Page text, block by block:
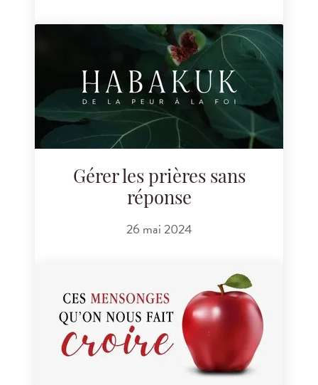
Gérer les prières sans
réponse
26 mai 2024